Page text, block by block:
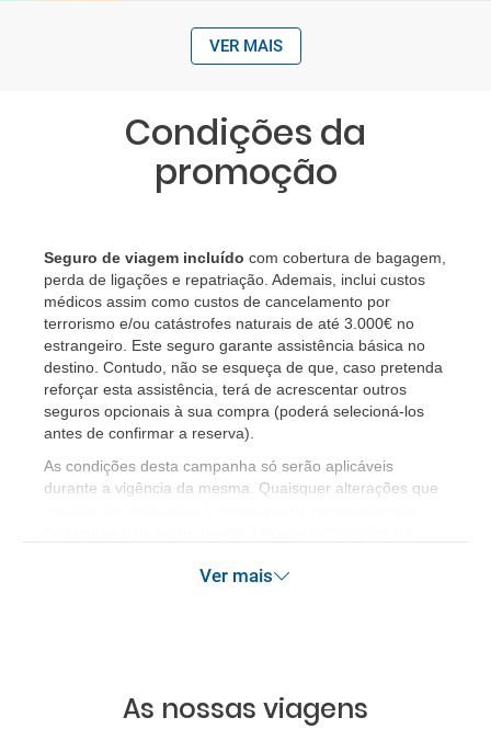
VER MAIS
Condições da
promoção
Seguro de viagem incluído com cobertura de bagagem,
perda de ligações e repatriação. Ademais, inclui custos
médicos assim como custos de cancelamento por
terrorismo e/ou catástrofes naturais de até 3.000€ no
estrangeiro. Este seguro garante assistência básica no
destino. Contudo, não se esqueça de que, caso pretenda
reforçar esta assistência, terá de acrescentar outros
seguros opcionais à sua compra (poderá selecioná-los
antes de confirmar a reserva).
As condições desta campanha só serão aplicáveis
durante a vigência da mesma. Quaisquer alterações que
Ver mais
As nossas viagens